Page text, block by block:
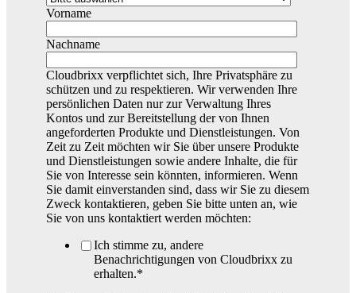
Vorname
Nachname
Cloudbrixx verpflichtet sich, Ihre Privatsphäre zu
schützen und zu respektieren. Wir verwenden Ihre
persönlichen Daten nur zur Verwaltung Ihres
Kontos und zur Bereitstellung der von Ihnen
angeforderten Produkte und Dienstleistungen. Von
Zeit zu Zeit möchten wir Sie über unsere Produkte
und Dienstleistungen sowie andere Inhalte, die für
Sie von Interesse sein könnten, informieren. Wenn
Sie damit einverstanden sind, dass wir Sie zu diesem
Zweck kontaktieren, geben Sie bitte unten an, wie
Sie von uns kontaktiert werden möchten:
Ich stimme zu, andere
Benachrichtigungen von Cloudbrixx zu
erhalten.*